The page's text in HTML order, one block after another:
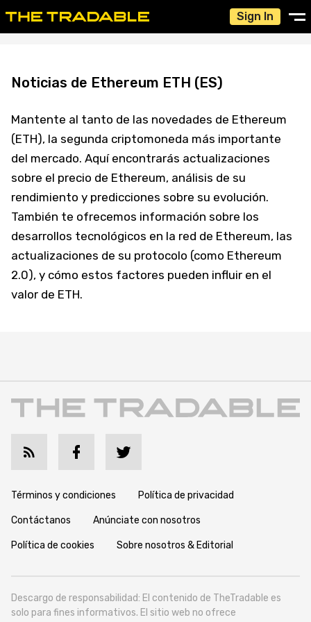
Sign In
Noticias de Ethereum ETH (ES)
Mantente al tanto de las novedades de Ethereum
(ETH), la segunda criptomoneda más importante
del mercado. Aquí encontrarás actualizaciones
sobre el precio de Ethereum, análisis de su
rendimiento y predicciones sobre su evolución.
También te ofrecemos información sobre los
desarrollos tecnológicos en la red de Ethereum, las
actualizaciones de su protocolo (como Ethereum
2.0), y cómo estos factores pueden influir en el
valor de ETH.
Términos y condiciones Política de privacidad
Contáctanos Anúnciate con nosotros
Política de cookies Sobre nosotros & Editorial
Descargo de responsabilidad: El contenido de TheTradable es
solo para fines informativos. El sitio web no ofrece